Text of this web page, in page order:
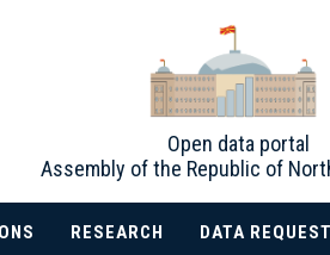
Open data portal
Assembly of the Republic of
RESEARCH DATA REQUEST